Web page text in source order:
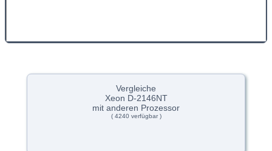
Vergleiche
Xeon D-2146NT
mit anderen Prozessor
( 4240 verfügbar )